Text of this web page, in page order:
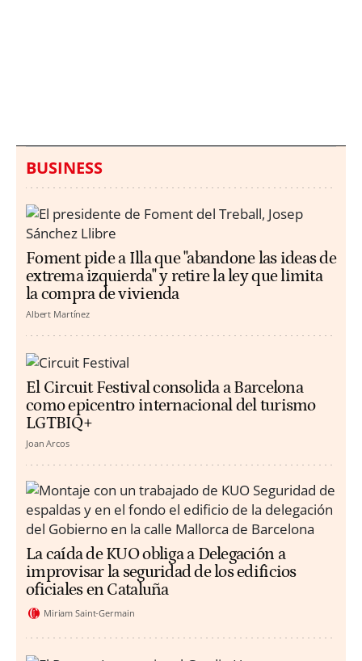
BUSINESS
Foment pide a Illa que "abandone las ideas de
extrema izquierda" y retire la ley que limita
la compra de vivienda
Albert Martínez
El Circuit Festival consolida a Barcelona
como epicentro internacional del turismo
LGTBIQ+
Joan Arcos
La caída de KUO obliga a Delegación a
improvisar la seguridad de los edificios
oficiales en Cataluña
Miriam Saint-Germain